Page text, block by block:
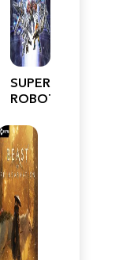
SUPER
ROBOT
Y